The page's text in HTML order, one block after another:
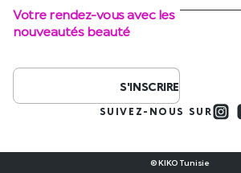
Votre rendez-vous avec les
nouveautés beauté
S'INSCRIRE
SUIVEZ-NOUS SUR
© KIKO Tunisie